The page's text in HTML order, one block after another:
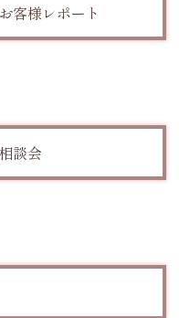
客様レポート
談会